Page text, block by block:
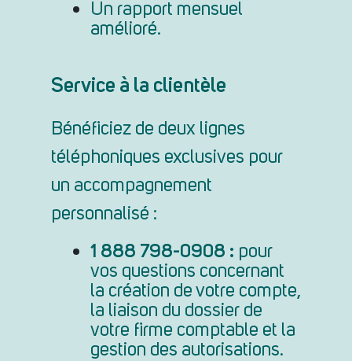
Un rapport mensuel
amélioré.
Service à la clientèle
Bénéficiez de deux lignes
téléphoniques exclusives pour
un accompagnement
personnalisé :
1 888 798-0908 : pour
vos questions concernant
la création de votre compte,
la liaison du dossier de
votre firme comptable et la
gestion des autorisations.